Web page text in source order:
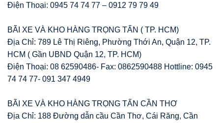
Điện Thoại: 0945 74 74 77 – 0912 79 79 49
BÃI XE VÀ KHO HÀNG TRỌNG TẤN ( TP. HCM)
Địa Chỉ: 789 Lê Thị Riêng, Phường Thới An, Quận 12, TP.
HCM ( Gần UBND Quận 12, TP. HCM)
Điện Thoại: 08 62590486- Fax: 0862590488 Hottline: 0945
74 74 77- 091 347 4949
BÃI XE VÀ KHO HÀNG TRỌNG TẤN CẦN THƠ
Địa Chỉ: 188 Đường dẫn cầu Cần Thơ, Cái Răng, Cần